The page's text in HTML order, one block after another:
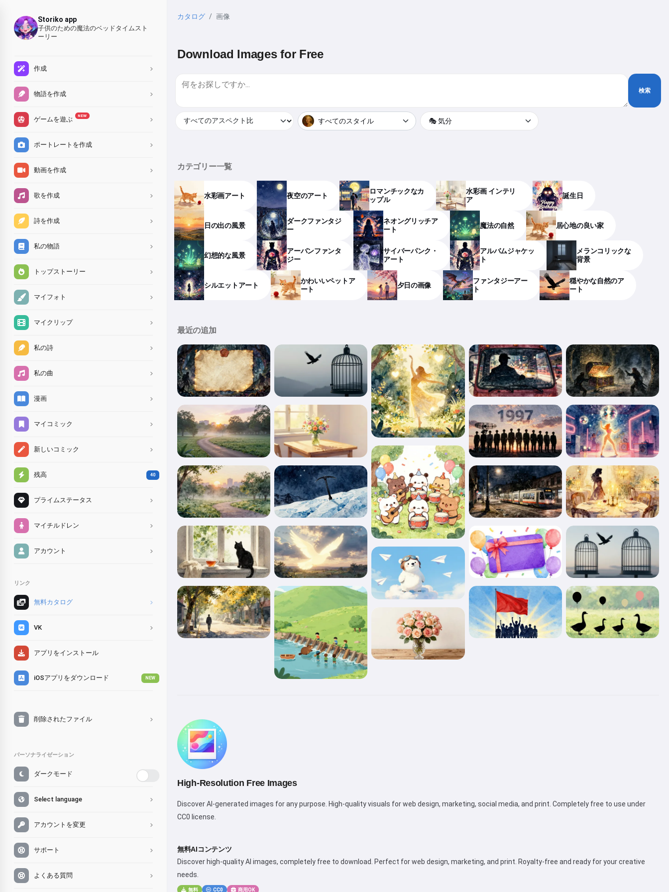
Storiko app
子供のための魔法のベッドタイムスト
ーリー
作成
物語を作成
ゲームを遊ぶ NEW
ポートレートを作成
動画を作成
歌を作成
詩を作成
私の物語
トップストーリー
マイフォト
マイクリップ
私の詩
私の曲
漫画
マイコミック
新しいコミック
残高 40
プライムステータス
マイチルドレン
アカウント
リンク
無料カタログ
VK
アプリをインストール
iOSアプリをダウンロード NEW
削除されたファイル
パーソナライゼーション
ダークモード
Select language
アカウントを変更
サポート
よくある質問
カタログ 画像
Download Images for Free
検索
すべてのスタイル 🎭 気分
カテゴリー一覧
水彩画アート 夜空のアート
ロマンチックなカ
ップル
水彩画 インテリ
ア
誕生日
日の出の風景
ダークファンタジ
ー
ネオングリッチア
ート
魔法の自然 居心地の良い家
幻想的な風景
アーバンファンタ
ジー
サイバーパンク・
アート
アルバムジャケッ
ト
メランコリックな
背景
シルエットアート
かわいいペットア
ート
夕日の画像
ファンタジーアー
ト
穏やかな自然のア
ート
最近の追加
High-Resolution Free Images
Discover AI-generated images for any purpose. High-quality visuals for web design, marketing, social media, and print. Completely free to use under
CC0 license.
無料AIコンテンツ
Discover high-quality AI images, completely free to download. Perfect for web design, marketing, and print. Royalty-free and ready for your creative
needs.
無料 CC0 商用OK
こんにちは！私はStorikoです👋
お子様のために魔法の寝かしつけ
のお話をします🌟
お話を読む
サービスの利用を開始することにより、以下に同意したことに
なります：
利用規約 プライバシーポリシー